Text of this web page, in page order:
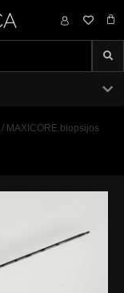
0,00 €
/ MAXICORE biopsijos